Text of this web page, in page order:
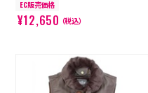
EC販売価格
¥12,650（税込）